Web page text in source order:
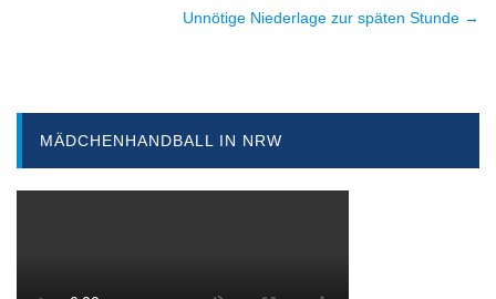
Unnötige Niederlage zur späten Stunde →
MÄDCHENHANDBALL IN NRW